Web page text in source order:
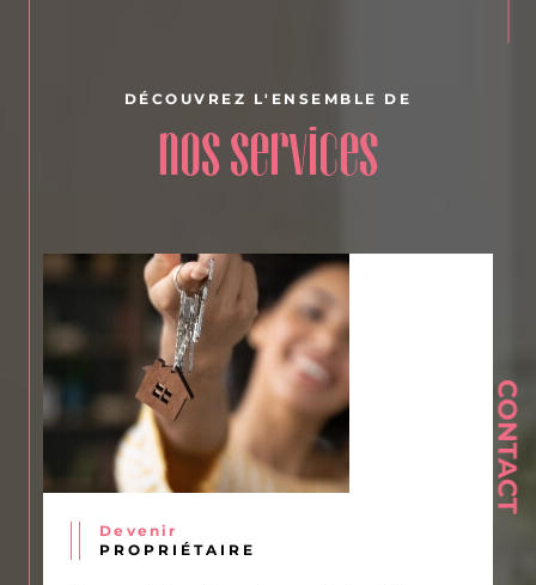
CONTACT
DÉCOUVREZ L'ENSEMBLE DE
nos services
Devenir
PROPRIÉTAIRE